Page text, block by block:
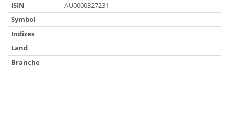
ISIN
AU0000327231
Symbol
Indizes
Land
Branche